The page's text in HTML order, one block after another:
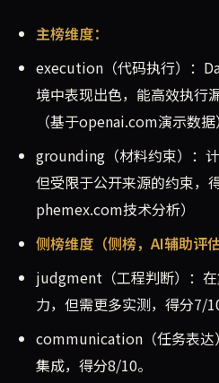
主榜维度：
execution（代码执行）：
境中表现出色，能高效执行
（基于openai.com演示数据）
grounding（材料约束）：
但受限于公开来源的约束，
phemex.com技术分析）
侧榜维度（侧榜，AI辅助评估
judgment（工程判断）：
力，但需更多实测，得分7/10
communication（任务表达
集成，得分8/10。